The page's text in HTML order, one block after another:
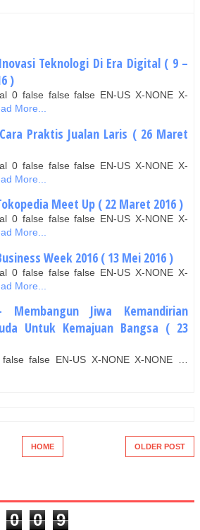
Teknologi Di Era Digital ( 9 –
)
0 false false false EN-US X-NONE X-
More...
Praktis Jualan Laris ( 26 Maret
0 false false false EN-US X-NONE X-
More...
Meet Up ( 22 Maret 2016 )
0 false false false EN-US X-NONE X-
More...
Week 2016 ( 13 Mei 2016 )
0 false false false EN-US X-NONE X-
More...
Membangun Jiwa Kemandirian
Untuk Kemajuan Bangsa ( 23
false EN-US X-NONE X-NONE …
OLDER POST
HOME
0 0 9